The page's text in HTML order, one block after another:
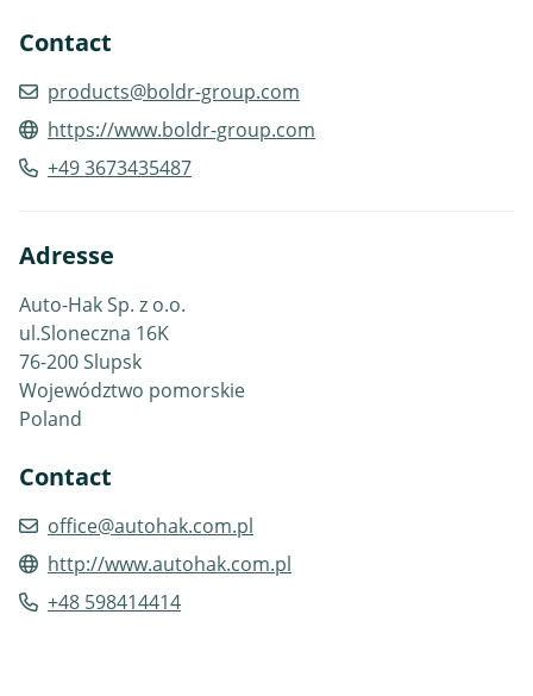
Contact
products@boldr-group.com
https://www.boldr-group.com
+49 3673435487
Adresse
Auto-Hak Sp. z o.o.
ul.Sloneczna 16K
76-200 Slupsk
Województwo pomorskie
Poland
Contact
office@autohak.com.pl
http://www.autohak.com.pl
+48 598414414